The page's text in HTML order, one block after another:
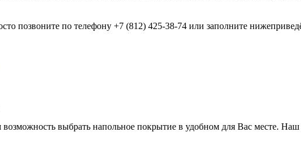
позвоните по телефону +7 (812) 425-38-74 или заполните
выбрать напольное покрытие в удобном для Вас месте.